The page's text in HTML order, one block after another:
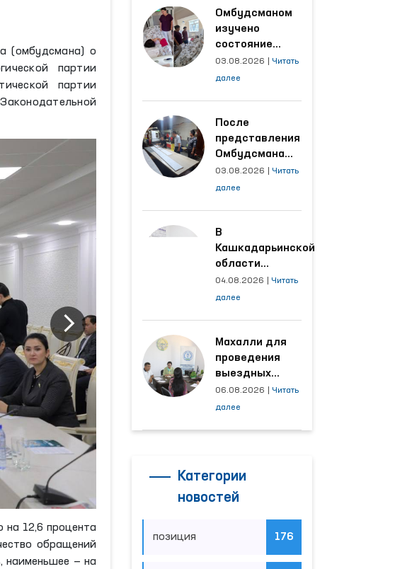
(омбудсмана) о
партии
партии
на 12,6 процента
обращений
наименьшее — на
Омбудсманом
изучено
состояние
женщины,
пострадавшей от
области
03.08.2026
Читать
далее
После
представления
Омбудсмана
улучшены
условия на
трудятся
осуждённые
03.08.2026
Читать
далее
В
Кашкадарьинской
области
налажена
адресная работа
наибольшее
количество
обращений
04.08.2026
Читать
далее
Махалли для
проведения
выездных
приёмов
определяются
06.08.2026
Читать
далее
Категории
новостей
позиция 176